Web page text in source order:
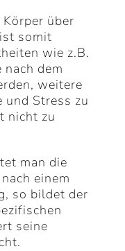
über
somit
wie z.B.
dem
weitere
Stress zu
nicht zu
man die
einem
so bildet der
seine